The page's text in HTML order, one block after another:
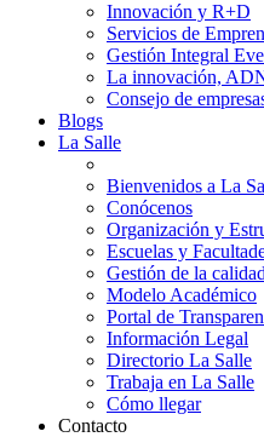
Innovación y R+D
Servicios de
Gestión Integral
La innovación,
Consejo de
Blogs
La Salle
Bienvenidos a La
Conócenos
Organización y
Escuelas y
Gestión de la calidad
Modelo Académico
Portal de
Información Legal
Directorio La Salle
Trabaja en La Salle
Cómo llegar
Contacto